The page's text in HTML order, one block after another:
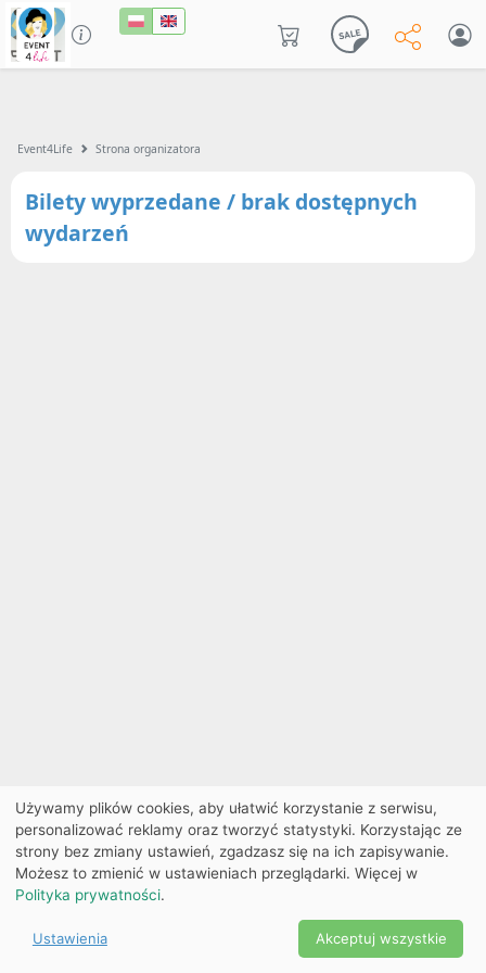
Event4Life Strona organizatora
Bilety wyprzedane / brak dostępnych
wydarzeń
Ekobilet2026 |
Ustawienia
cookies
2026
Używamy plików cookies, aby ułatwić korzystanie z serwisu,
personalizować reklamy oraz tworzyć statystyki. Korzystając ze
strony bez zmiany ustawień, zgadzasz się na ich zapisywanie.
Możesz to zmienić w ustawieniach przeglądarki. Więcej w
Polityka prywatności.
Ustawienia Akceptuj wszystkie